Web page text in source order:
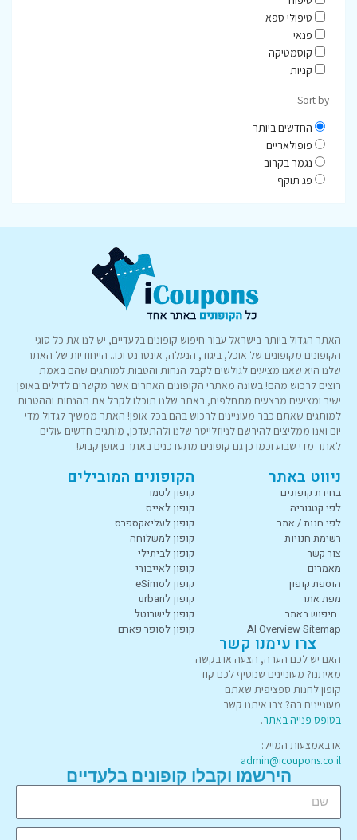
טיפולי ספא
פנאי
קוסמטיקה
קניות
Sort by
החדשים ביותר
פופולאריים
נגמר בקרוב
פג תוקף
האתר הגדול ביותר בישראל עבור חיפוש קופונים בלעדיים, יש לנו את כל סוגי
הקופונים מקופונים של אוכל, ביגוד, הנעלה, אינטרנט וכו.. הייחודיות של האתר
שלנו היא שאנו מציעים לגולשים לקבל הנחות והטבות למותגים שהם באמת
רוצים לרכוש מהם! בשונה מאתרי הקופונים האחרים אשר מקשרים לדילים באופן
ישיר ומציעים מבצעים מתחלפים, באתר שלנו תוכלו לקבל את ההנחות וההטבות
למותגים שאתם כבר מעוניינים לרכוש בהם בכל אופן! האתר ממשיך לגדול מדי
יום ואנו ממליצים להירשם לניוזלייטר שלנו ולהתעדכן, מותגים חדשים עולים
לאתר מדי שבוע וכמו כן גם קופונים מתעדכנים באתר באופן קבוע!
ניווט באתר
בחירת קופונים
לפי קטגוריה
לפי חנות / אתר
רשימת חנויות
צור קשר
מאמרים
הוספת קופון
מפת אתר
חיפוש באתר
AI Overview Sitemap
הקופונים המובילים
קופון לטמו
קופון לאייס
קופון לעליאקספרס
קופון למשלוחה
קופון לביתילי
קופון לאייבורי
קופון לeSimo
קופון לurban
קופון לישרוטל
קופון לסופר פארם
צרו עימנו קשר
האם יש לכם הערה, הצעה או בקשה
מאיתנו? מעוניינים שנוסיף לכם קוד
קופון לחנות ספציפית שאתם
מעוניינים בה? צרו איתנו קשר
בטופס פנייה באתר.
או באמצעות המייל:
admin@icoupons.co.il
הירשמו וקבלו קופונים בלעדיים